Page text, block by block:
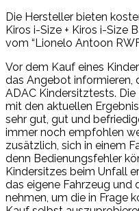
Die Hersteller bieten
Kiros i-Size + Kiros i-Size
vom “Lionelo Antoon
Vor dem Kauf eines
das Angebot informieren,
ADAC Kindersitztests.
mit den aktuellen
sehr gut, gut und
immer noch empfohlen
zusätzlich, sich in einem
denn Bedienungsfehler
Kindersitzes beim Unfall
das eigene Fahrzeug und
nehmen, um die in Frage